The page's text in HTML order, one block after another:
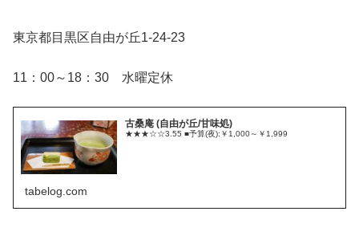
東京都目黒区自由が丘1-24-23
11：00～18：30 水曜定休
古桑庵 (自由が丘/甘味処)
★★★☆☆3.55 ■予算(夜):￥1,000～￥1,999
tabelog.com